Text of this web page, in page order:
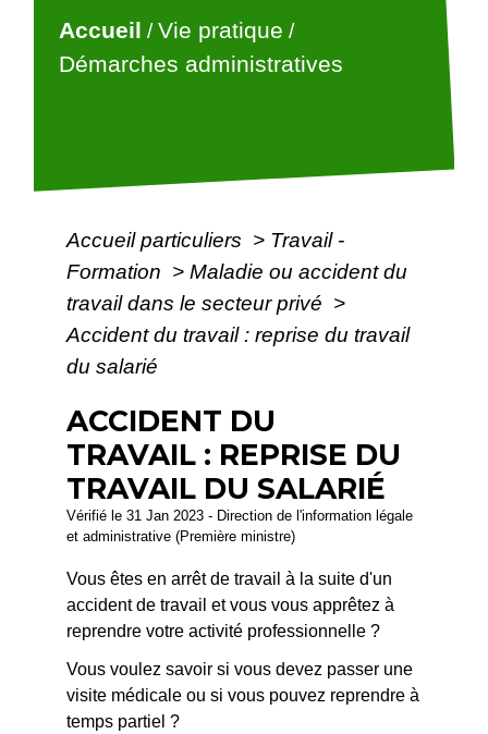
Accueil /Vie pratique /
Démarches administratives
Accueil particuliers > Travail -
Formation > Maladie ou accident du
travail dans le secteur privé >
Accident du travail : reprise du travail
du salarié
ACCIDENT DU
TRAVAIL : REPRISE DU
TRAVAIL DU SALARIÉ
Vérifié le 31 Jan 2023 - Direction de l'information légale
et administrative (Première ministre)
Vous êtes en arrêt de travail à la suite d'un
accident de travail et vous vous apprêtez à
reprendre votre activité professionnelle ?
Vous voulez savoir si vous devez passer une
visite médicale ou si vous pouvez reprendre à
temps partiel ?